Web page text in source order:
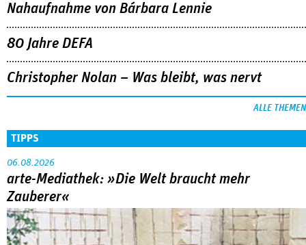
Nahaufnahme von Bárbara Lennie
80 Jahre DEFA
Christopher Nolan – Was bleibt, was nervt
ALLE THEMEN
TIPPS
06.08.2026
arte-Mediathek: »Die Welt braucht mehr
Zauberer«